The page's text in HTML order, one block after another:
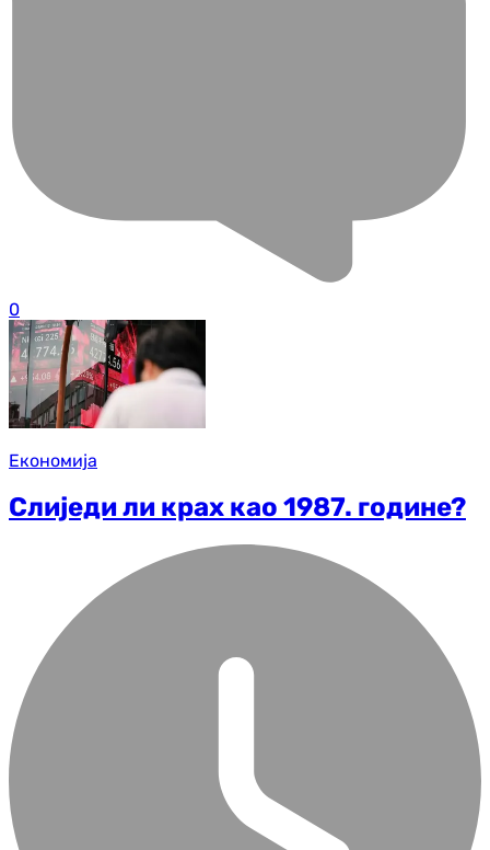
0
Економија
Слиједи ли крах као 1987. године?